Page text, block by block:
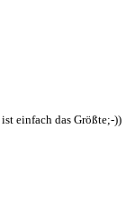
einfach das Größte;-))